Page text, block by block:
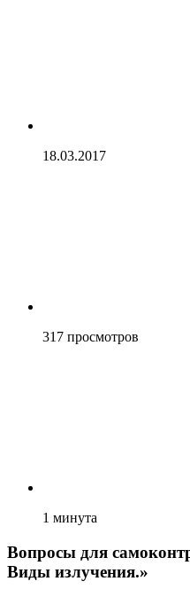
18.03.2017
317 просмотров
1 минута
Вопросы для
Виды излучения.»